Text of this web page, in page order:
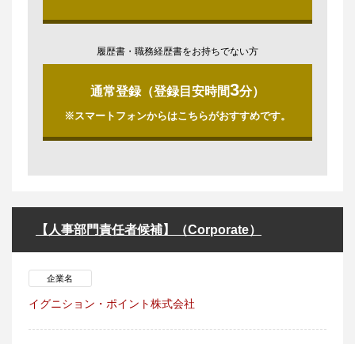
履歴書・職務経歴書をお持ちでない方
通常登録（登録目安時間3分）
※スマートフォンからはこちらがおすすめです。
【人事部門責任者候補】（Corporate）
企業名
イグニション・ポイント株式会社